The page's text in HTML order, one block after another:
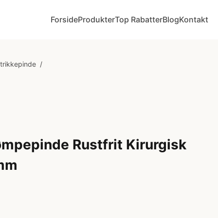
ForsideProdukterTop RabatterBlogKontakt
/
Rustfrit Kirurgisk